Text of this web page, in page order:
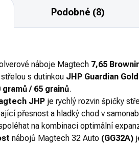
Podobné (8)
náboje Magtech 7,65
s dutinkou JHP Guardian Gold
gramů / 65 grainů.
JHP je rychlý rozvin špičky
přesnost a hladký chod v
na kombinaci optimální
nábojů Magtech 32 Auto (GG32A)